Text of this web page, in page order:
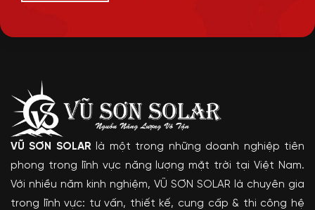
VŨ SƠN SOLAR là một trong những doanh nghiệp tiên
phong trong lĩnh vực năng lượng mặt trời tại Việt Nam.
Với nhiều năm kinh nghiệm, VŨ SƠN SOLAR là chuyên gia
trong lĩnh vực: tư vấn, thiết kế, cung cấp & thi công hệ